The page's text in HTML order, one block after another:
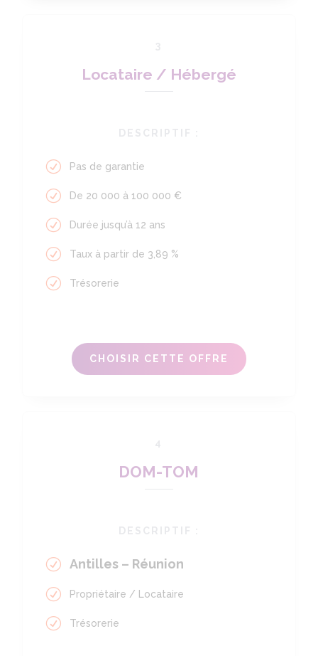
Locataire / Hébergé
Pas de garantie
De 20 000 à 100 000 €
Durée jusqu’à 12 ans
Taux à partir de 3,89 %
Trésorerie
CHOISIR CETTE OFFRE
DOM-TOM
Antilles – Réunion
Propriétaire / Locataire
Trésorerie